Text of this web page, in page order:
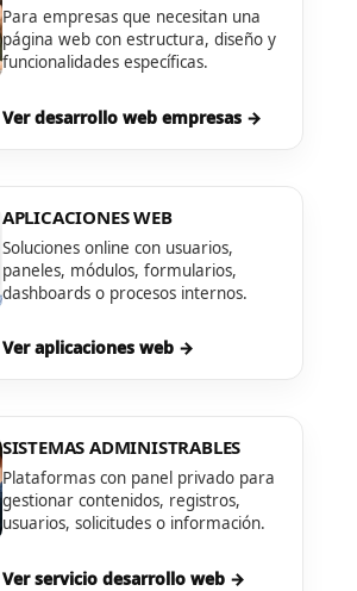
Para empresas que necesitan una
página web con estructura, diseño y
funcionalidades específicas.
Ver desarrollo web empresas →
APLICACIONES WEB
Soluciones online con usuarios,
paneles, módulos, formularios,
dashboards o procesos internos.
Ver aplicaciones web →
SISTEMAS ADMINISTRABLES
Plataformas con panel privado para
gestionar contenidos, registros,
usuarios, solicitudes o información.
Ver servicio desarrollo web →